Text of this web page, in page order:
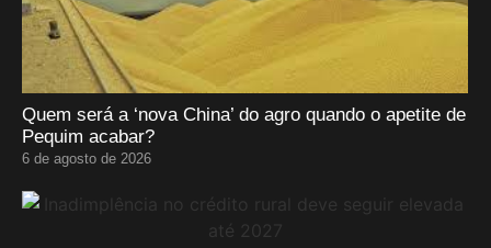
Quem será a ‘nova China’ do agro quando o apetite de
Pequim acabar?
6 de agosto de 2026